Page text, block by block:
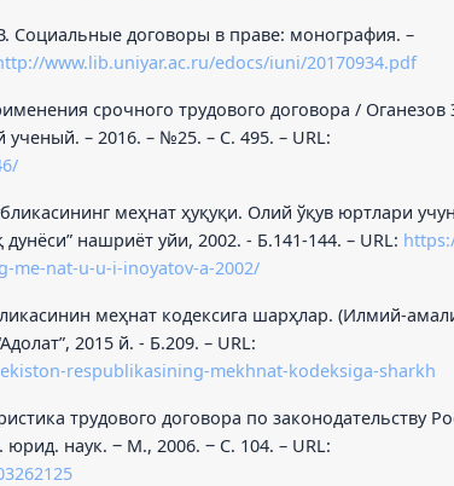
договоры в праве: монография. –
www.lib.uniyar.ac.ru/edocs/iuni/20170934.pdf
срочного трудового договора / Оганезов
– 2016. – №25. – С. 495. – URL:
меҳнат ҳуқуқи. Олий ўқув юртлари учун
дунёси” нашриёт уйи, 2002. - Б.141-144. – URL:
me-nat-u-u-i-inoyatov-a-2002/
меҳнат кодексига шарҳлар. (Илмий-
2015 й. - Б.209. – URL:
respublikasining-mekhnat-kodeksiga-sharkh
трудового договора по законодательству
наук. ‒ М., 2006. ‒ С. 104. – URL: